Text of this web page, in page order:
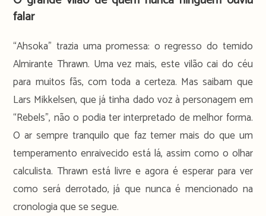
falar
“Ahsoka” trazia uma promessa: o regresso do temido
Almirante Thrawn. Uma vez mais, este vilão cai do céu
para muitos fãs, com toda a certeza. Mas saibam que
Lars Mikkelsen, que já tinha dado voz à personagem em
“Rebels”, não o podia ter interpretado de melhor forma.
O ar sempre tranquilo que faz temer mais do que um
temperamento enraivecido está lá, assim como o olhar
calculista. Thrawn está livre e agora é esperar para ver
como será derrotado, já que nunca é mencionado na
cronologia que se segue.